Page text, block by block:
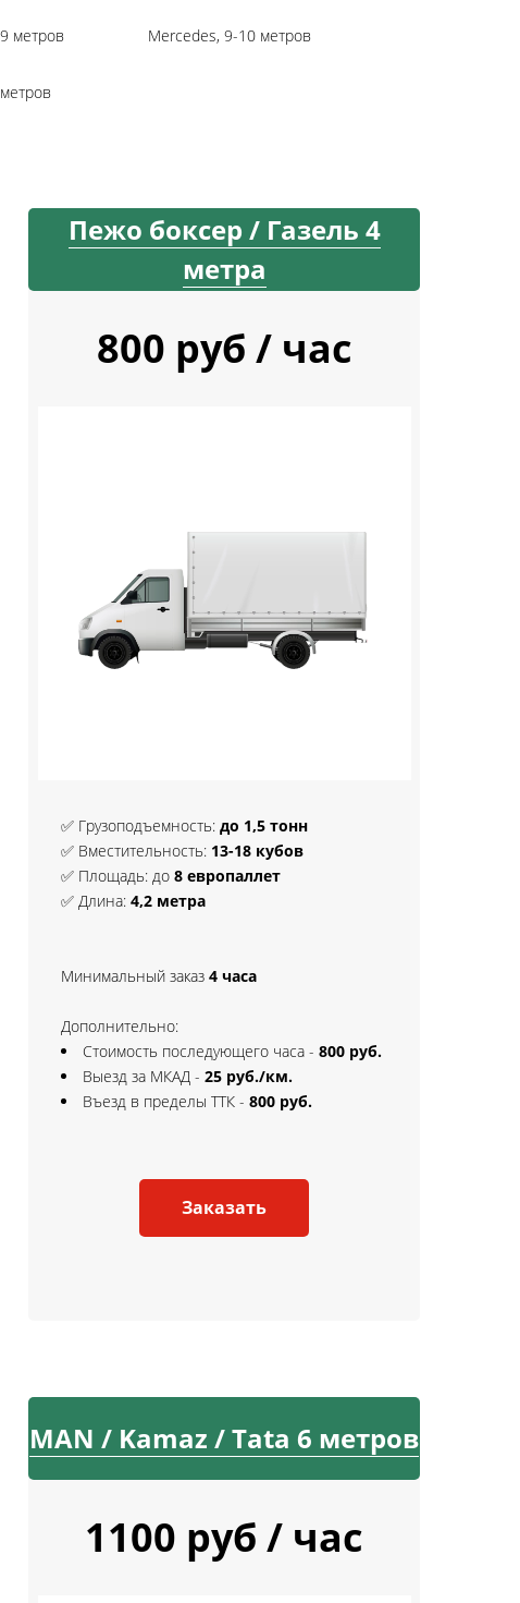
метров Mercedes, 9-10 метров
Пежо боксер / Газель 4
метра
800 руб / час
✅ Грузоподъемность: до 1,5 тонн
✅ Вместительность: 13-18 кубов
✅ Площадь: до 8 европаллет
✅ Длина: 4,2 метра
Минимальный заказ 4 часа
Дополнительно:
Стоимость последующего часа - 800 руб.
Выезд за МКАД - 25 руб./км.
Въезд в пределы ТТК - 800 руб.
Заказать
MAN / Kamaz / Tata 6 метров
1100 руб / час